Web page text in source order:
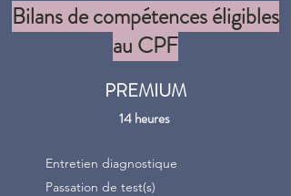
Bilans de compétences éligibles
au CPF
PREMIUM
14 heures
Entretien diagnostique
Passation de test(s)